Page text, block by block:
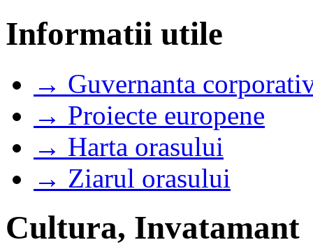
Informatii utile
→ Guvernanta
→ Proiecte europene
→ Harta orasului
→ Ziarul orasului
Cultura, Invatamant